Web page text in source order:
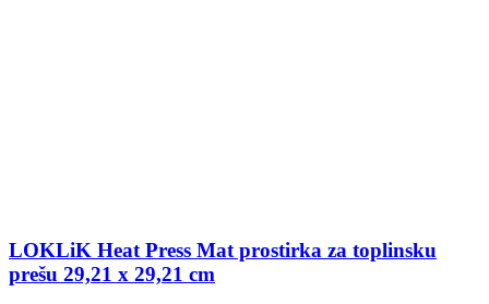
LOKLiK Heat Press Mat prostirka za toplinsku
prešu 29,21 x 29,21 cm